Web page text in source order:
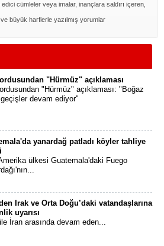
cümleler veya imalar, inançlara saldırı içeren,
büyük harflerle yazılmış yorumlar
"Hürmüz" açıklaması
"Hürmüz" açıklaması: "Boğaz
devam ediyor"
yanardağ patladı köyler tahliye
ülkesi Guatemala'daki Fuego
Irak ve Orta Doğu’daki vatandaşlarına
uyarısı
İran arasında devam eden...